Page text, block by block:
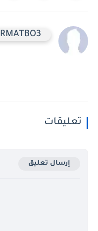
RMATBO3
تعليقات
إرسال تعليق